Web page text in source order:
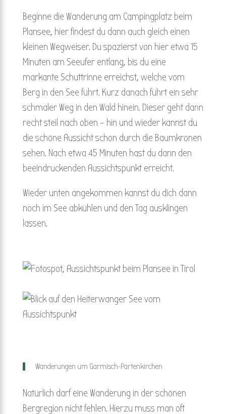
Beginne die Wanderung am Campingplatz beim
Plansee, hier findest du dann auch gleich einen
kleinen Wegweiser. Du spazierst von hier etwa 15
Minuten am Seeufer entlang, bis du eine
markante Schuttrinne erreichst, welche vom
Berg in den See führt. Kurz danach führt ein sehr
schmaler Weg in den Wald hinein. Dieser geht dann
recht steil nach oben – hin und wieder kannst du
die schöne Aussicht schon durch die Baumkronen
sehen. Nach etwa 45 Minuten hast du dann den
beeindruckenden Aussichtspunkt erreicht.
Wieder unten angekommen kannst du dich dann
noch im See abkühlen und den Tag ausklingen
lassen.
Wanderungen um Garmisch-Partenkirchen
Natürlich darf eine Wanderung in der schönen
Bergregion nicht fehlen. Hierzu muss man oft